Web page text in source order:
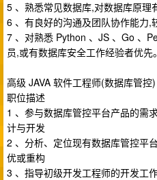
5 、熟悉常见数据库,对数据库原理
6 、有良好的沟通及团队协作能力,
7 、对熟悉 Python 、JS 、Go 、
员,或有数据库安全工作经验者优先。
高级 JAVA 软件工程师(数据库管控)
职位描述
1 、参与数据库管控平台产品的需
计与开发
2 、分析、定位现有数据库管控平
优或重构
3 、指导初级开发工程师的开发工